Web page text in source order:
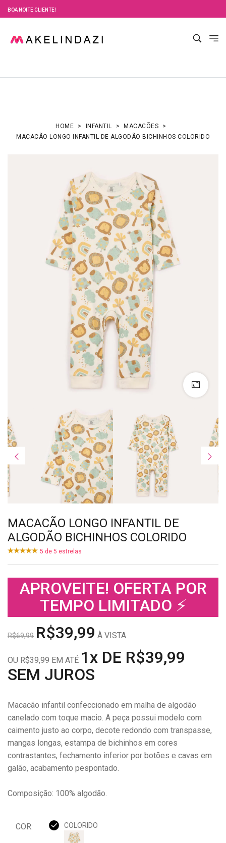
BOA NOITE CLIENTE!
HOME INFANTIL
MACACÕES
MACACÃO LONGO INFANTIL DE ALGODÃO BICHINHOS COLORIDO
MACACÃO LONGO INFANTIL DE
ALGODÃO BICHINHOS COLORIDO
5 de 5 estrelas
APROVEITE! OFERTA POR
TEMPO LIMITADO ⚡
R$69,99 R$39,99 À VISTA
OU R$39,99 EM ATÉ 1x DE R$39,99
SEM JUROS
Macacão infantil confeccionado em malha de algodão
canelado com toque macio. A peça possui modelo com
caimento justo ao corpo, decote redondo com transpasse,
mangas longas, estampa de bichinhos em cores
contrastantes, fechamento inferior por botões e cavas em
galão, acabamento pespontado.
Composição: 100% algodão.
COR: COLORIDO